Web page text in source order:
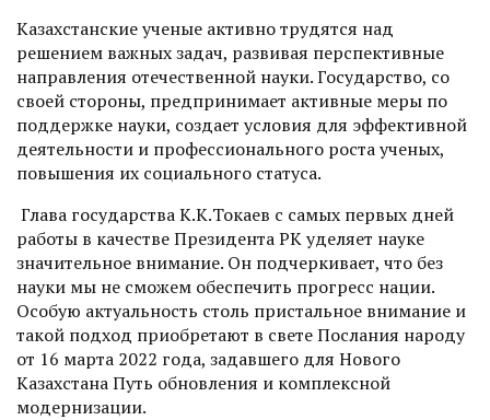
Казахстанские ученые активно трудятся над
решением важных задач, развивая перспективные
направления отечественной науки. Государство, со
своей стороны, предпринимает активные меры по
поддержке науки, создает условия для эффективной
деятельности и профессионального роста ученых,
повышения их социального статуса.
Глава государства К.К.Токаев с самых первых дней
работы в качестве Президента РК уделяет науке
значительное внимание. Он подчеркивает, что без
науки мы не сможем обеспечить прогресс нации.
Особую актуальность столь пристальное внимание и
такой подход приобретают в свете Послания народу
от 16 марта 2022 года, задавшего для Нового
Казахстана Путь обновления и комплексной
модернизации.